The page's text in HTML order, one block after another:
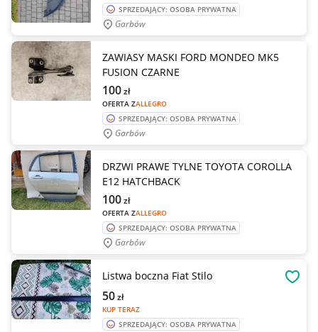
SPRZEDAJĄCY: OSOBA PRYWATNA
Garbów
ZAWIASY MASKI FORD MONDEO MK5
FUSION CZARNE
OFERTA ZALLEGRO
100zł
SPRZEDAJĄCY: OSOBA PRYWATNA
Garbów
DRZWI PRAWE TYLNE TOYOTA COROLLA
E12 HATCHBACK
OFERTA ZALLEGRO
100zł
SPRZEDAJĄCY: OSOBA PRYWATNA
Garbów
Listwa boczna Fiat Stilo
KUP TERAZ
50zł
SPRZEDAJĄCY: OSOBA PRYWATNA